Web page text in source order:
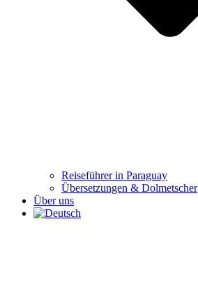
Reiseführer in Paraguay
Übersetzungen & Dolmetscher
Über uns